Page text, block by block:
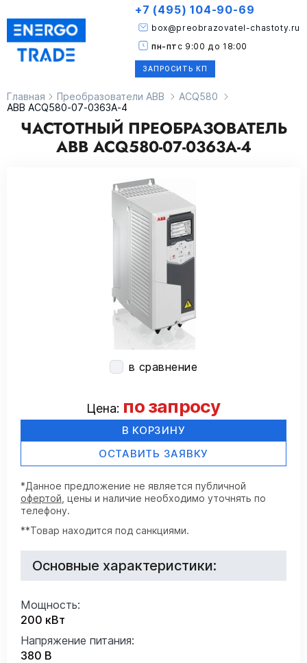
ЗАПРОСИТЬ КП
box@preobrazovatel-chastoty.ru
+7 (495) 104-90-69
пн-пт с 9:00 до 18:00
Главная Преобразователи ABB
ACQ580
ABB ACQ580-07-0363A-4
ЧАСТОТНЫЙ ПРЕОБРАЗОВАТЕЛЬ
ABB ACQ580-07-0363A-4
в сравнение
Цена: по запросу
В КОРЗИНУ
ОСТАВИТЬ ЗАЯВКУ
*Данное предложение не является публичной
офертой , цены и наличие необходимо уточнять по
телефону.
**Товар находится под санкциями.
Основные характеристики:
Мощность:
200 кВт
Напряжение питания:
380 В